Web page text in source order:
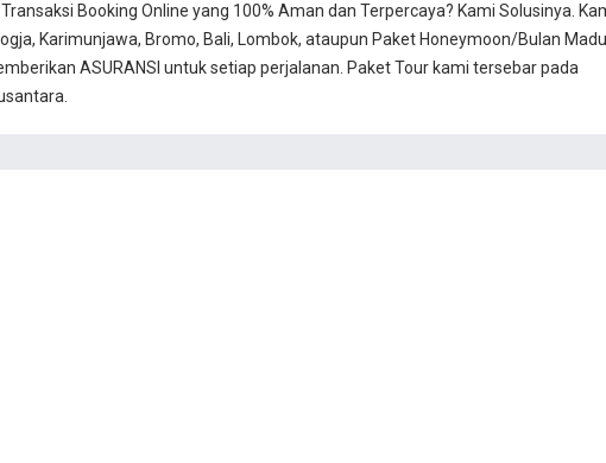
Booking Online yang 100% Aman dan Terpercaya? Kami Solusinya.
Karimunjawa, Bromo, Bali, Lombok, ataupun Paket Honeymoon/Bulan Madu.
ASURANSI untuk setiap perjalanan. Paket Tour kami tersebar pada